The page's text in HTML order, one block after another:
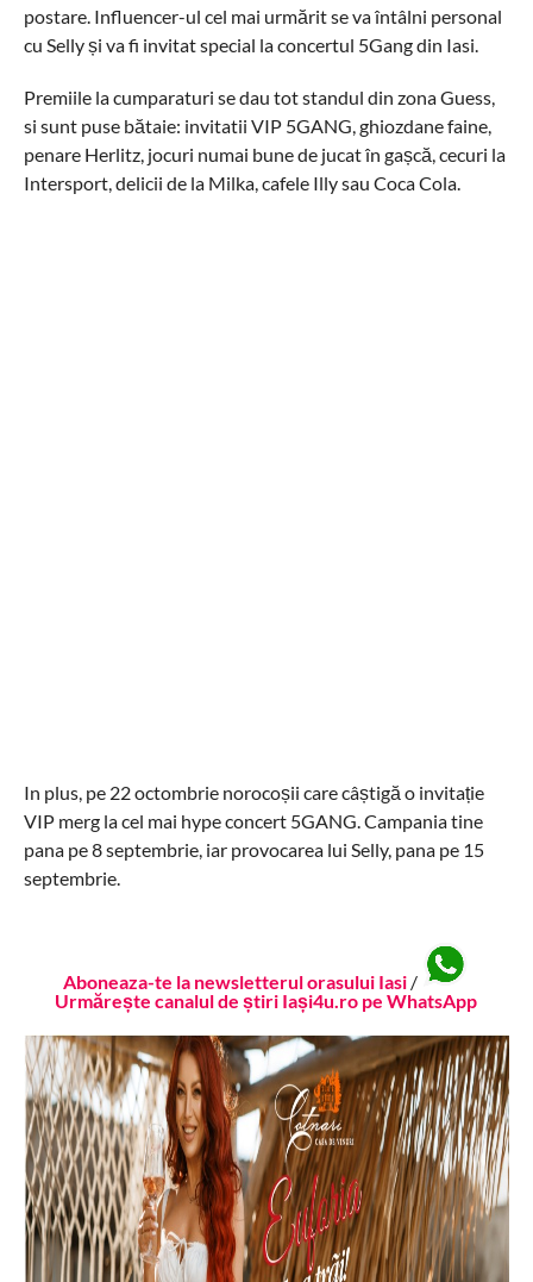
postare. Influencer-ul cel mai urmărit se va întâlni personal
cu Selly și va fi invitat special la concertul 5Gang din Iasi.
Premiile la cumparaturi se dau tot standul din zona Guess,
si sunt puse bătaie: invitatii VIP 5GANG, ghiozdane faine,
penare Herlitz, jocuri numai bune de jucat în gașcă, cecuri la
Intersport, delicii de la Milka, cafele Illy sau Coca Cola.
In plus, pe 22 octombrie norocoșii care câștigă o invitație
VIP merg la cel mai hype concert 5GANG. Campania tine
pana pe 8 septembrie, iar provocarea lui Selly, pana pe 15
septembrie.
Aboneaza-te la newsletterul orasului Iasi /
Urmărește canalul de știri Iași4u.ro pe WhatsApp